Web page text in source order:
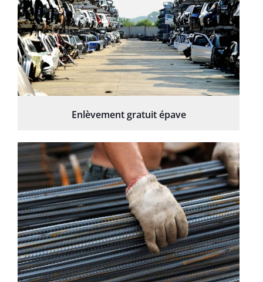
Enlèvement gratuit épave